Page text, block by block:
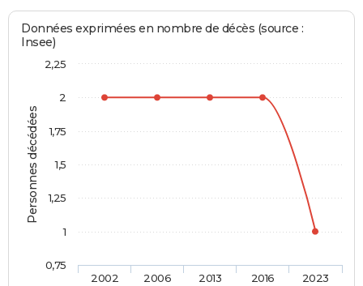
Personnes décédées
Données exprimées en nombre de décès (source :
Insee)
2002 2006 2013 2016 2023
0,75
1
1,25
1,5
1,75
2
2,25